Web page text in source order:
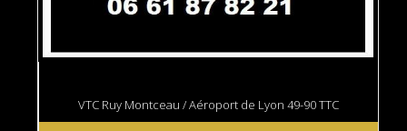
VTC Ruy Montceau / Aéroport de Lyon 49-90 TTC